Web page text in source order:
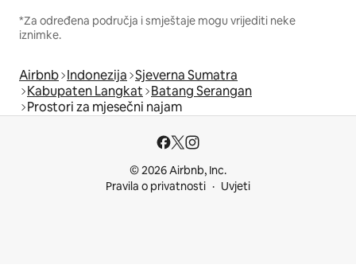
*Za određena područja i smještaje mogu vrijediti neke
iznimke.
Airbnb Indonezija Sjeverna Sumatra
Kabupaten Langkat Batang Serangan
Prostori za mjesečni najam
© 2026 Airbnb, Inc.
Pravila o privatnosti
Uvjeti